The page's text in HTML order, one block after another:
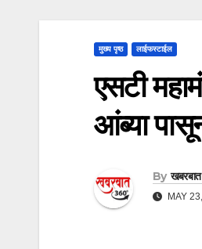
मुख्य पृष्ठ लाईफस्टाईल
एसटी
आंब्या
By
MAY